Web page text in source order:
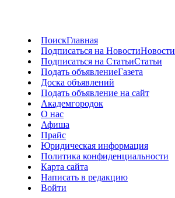
ПоискГлавная
Подписаться на НовостиНовости
Подписаться на СтатьиСтатьи
Подать объявлениеГазета
Доска объявлений
Подать объявление на сайт
Академгородок
О нас
Афиша
Прайс
Юридическая информация
Политика конфиденциальности
Карта сайта
Написать в редакцию
Войти